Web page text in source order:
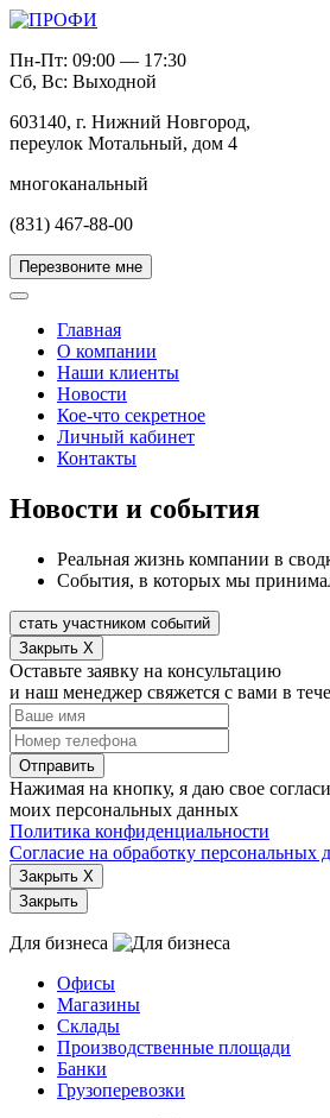
Пн-Пт: 09:00 — 17:30
Сб, Вс: Выходной
603140, г. Нижний Новгород,
переулок Мотальный, дом 4
многоканальный
(831) 467-88-00
Перезвоните мне
Главная
О компании
Наши клиенты
Новости
Кое-что секретное
Личный кабинет
Контакты
Новости и события
Реальная жизнь компании в
События, в которых мы
стать участником событий
Закрыть X
Оставьте заявку на консультацию
и наш менеджер свяжется с вами в
Отправить
Нажимая на кнопку, я даю свое
моих персональных данных
Политика конфиденциальности
Согласие на обработку персональных
Закрыть X
Закрыть
Для бизнеса
Офисы
Магазины
Склады
Производственные площади
Банки
Грузоперевозки